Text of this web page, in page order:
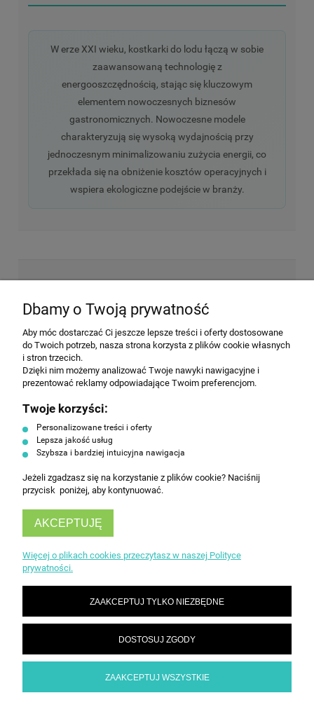
W erze XXI wieku, kostkarki do lodu łączą w sobie
zaawansowaną technologię z
energooszczędnością, stając się kluczowym
elementem nowoczesnych biznesów
gastronomicznych. Nowoczesne modele
charakteryzują się wysoką wydajnością przy
jednoczesnym minimalizowaniu zużycia energii, co
przekłada się na obniżenie kosztów operacyjnych i
wspiera ekologiczne podejście w branży.
Wyrażam zgodę na przesyłanie informacji
handlowej na poniższy adres email. Więcej w
Polityce prywatności.
ZAPISZ SIĘ
Dbamy o Twoją prywatność
Aby móc dostarczać Ci jeszcze lepsze treści i oferty dostosowane
do Twoich potrzeb, nasza strona korzysta z plików cookie własnych
i stron trzecich.
Dzięki nim możemy analizować Twoje nawyki nawigacyjne i
prezentować reklamy odpowiadające Twoim preferencjom.
Twoje korzyści:
Personalizowane treści i oferty
Lepsza jakość usług
Szybsza i bardziej intuicyjna nawigacja
Jeżeli zgadzasz się na korzystanie z plików cookie? Naciśnij
przycisk poniżej, aby kontynuować.
AKCEPTUJĘ
Więcej o plikach cookies przeczytasz w naszej Polityce
prywatności.
ZAAKCEPTUJ TYLKO NIEZBĘDNE
DOSTOSUJ ZGODY
ZAAKCEPTUJ WSZYSTKIE